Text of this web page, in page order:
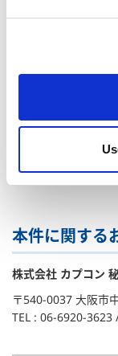
営業利益
その他事業につき
出版やキャラクタ
円（前年同期比
2.6％減）となりまし
本件に関する
株式会社 カプコン
〒540-0037 大阪市
TEL : 06-6920-3623